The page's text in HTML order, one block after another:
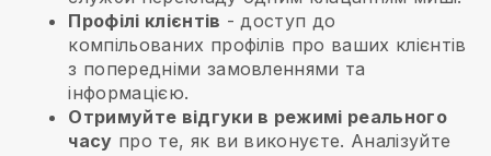
Профілі клієнтів - доступ до
компільованих профілів про ваших клієнтів
з попередніми замовленнями та
інформацією.
Отримуйте відгуки в режимі реального
часу про те, як ви виконуєте. Аналізуйте